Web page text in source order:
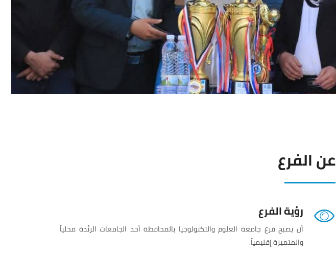
عن الفرع
رؤية الفرع
أن يصبح فرع جامعة العلوم والتكنولوجيا بالمحافظة أحد الجامعات الرئدة محلياً
والمتميزة إقليمياً.